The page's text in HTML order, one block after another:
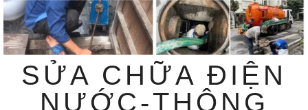
SỬA CHỮA ĐIỆN
NƯỚC-THÔNG